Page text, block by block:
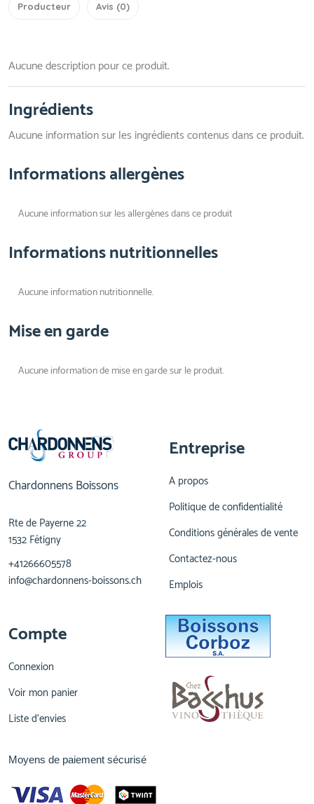
Producteur Avis (0)
Aucune description pour ce produit.
Ingrédients
Aucune information sur les ingrédients contenus dans ce produit.
Informations allergènes
Aucune information sur les allergènes dans ce produit
Informations nutritionnelles
Aucune information nutritionnelle.
Mise en garde
Aucune information de mise en garde sur le produit.
Chardonnens Boissons
Rte de Payerne 22
1532 Fétigny
+41266605578
info@chardonnens-boissons.ch
Entreprise
A propos
Politique de confidentialité
Conditions générales de vente
Contactez-nous
Emplois
Compte
Connexion
Voir mon panier
Liste d'envies
Moyens de paiement sécurisé